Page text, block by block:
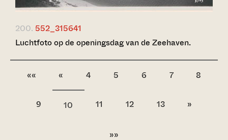
200. 552_315641
Luchtfoto op de openingsdag van de Zeehaven.
«« « 4 5 6 7 8
9 10 11 12 13 »
»»